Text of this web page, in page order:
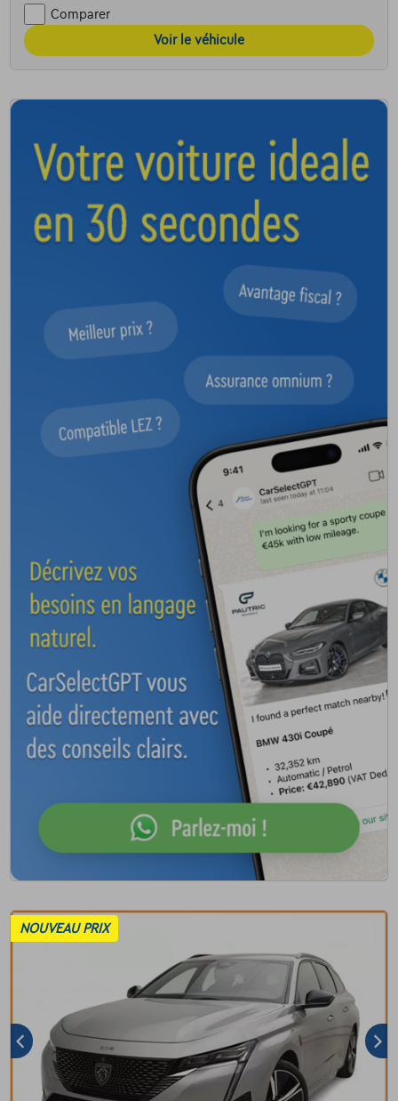
Comparer
Voir le véhicule
NOUVEAU PRIX